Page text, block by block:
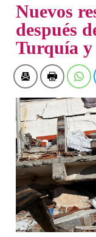
Nuevos
después
Turquía